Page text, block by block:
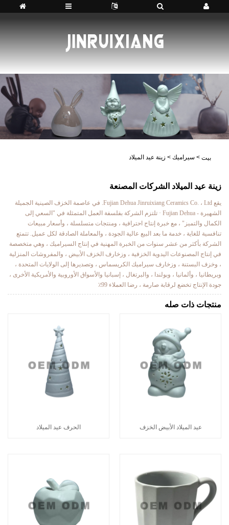
بيت > سيراميك > زينة عيد الميلاد
زينة عيد الميلاد الشركات المصنعة
يقع Fujian Dehua Jinruixiang Ceramics Co. ، Ltd. في عاصمة الخزف الصينية الجميلة
الشهيرة - Fujian Dehua · تلتزم الشركة بفلسفة العمل المتمثلة في "السعي إلى
الكمال والتميز" ، مع خبرة إنتاج احترافية ، ومنتجات متسلسلة ، وأسعار مبيعات
تنافسية للغاية ، خدمة ما بعد البيع عالية الجودة ، والمعاملة الصادقة لكل عميل. تتمتع
الشركة بأكثر من عشر سنوات من الخبرة المهنية في إنتاج السيراميك ، وهي متخصصة
في إنتاج المصنوعات اليدوية الخزفية ، وزخارف الخزف الأبيض ، والمفروشات المنزلية
، وخزف البستنة ، وزخارف سيراميك الكريسماس ، وتصديرها إلى الولايات المتحدة ،
وبريطانيا ، وألمانيا ، وبولندا ، والبرتغال ، إسبانيا والأسواق الأوروبية والأمريكية الأخرى ،
جودة الإنتاج تخضع لرقابة صارمة ، رضا العملاء 99٪
منتجات ذات صله
عيد الميلاد الأبيض الخزف الحرف عيد الميلاد